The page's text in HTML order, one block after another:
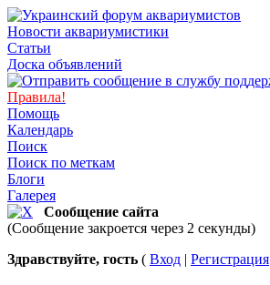
Новости аквариумистики
Статьи
Доска объявлений
Правила!
Помощь
Календарь
Поиск
Поиск по меткам
Блоги
Галерея
Сообщение сайта
(Сообщение закроется через 2 секунды)
Здравствуйте, гость ( Вход | Регистрация